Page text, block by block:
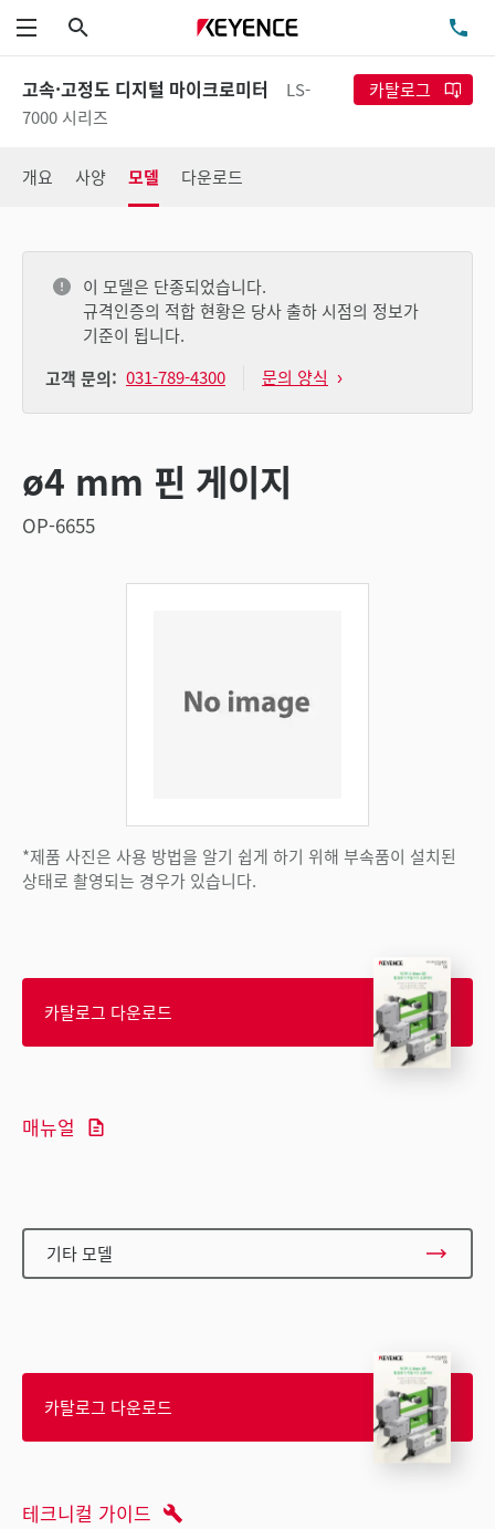
메뉴
고속·고정도 디지털 마이크로미터
LS-
7000 시리즈
카탈로그
개요 사양 모델 다운로드
이 모델은 단종되었습니다.
규격인증의 적합 현황은 당사 출하 시점의 정보가
기준이 됩니다.
고객 문의: 031-789-4300 문의 양식
ø4 mm 핀 게이지
OP-6655
*제품 사진은 사용 방법을 알기 쉽게 하기 위해 부속품이 설치된
상태로 촬영되는 경우가 있습니다.
카탈로그 다운로드
매뉴얼
기타 모델
카탈로그 다운로드
테크니컬 가이드